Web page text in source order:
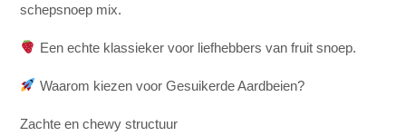
schepsnoep mix.
Een echte klassieker voor liefhebbers van fruit snoep.
Waarom kiezen voor Gesuikerde Aardbeien?
Zachte en chewy structuur